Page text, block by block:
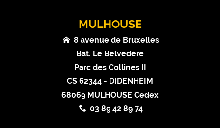
MULHOUSE
8 avenue de Bruxelles
Bât. Le Belvédère
Parc des Collines II
CS 62344 - DIDENHEIM
68069 MULHOUSE Cedex
03 89 42 89 74